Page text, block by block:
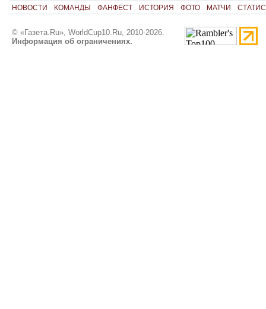
НОВОСТИ КОМАНДЫ ФАНФЕСТ ИСТОРИЯ ФОТО МАТЧИ
© «Газета.Ru», WorldCup10.Ru, 2010-2026.
Информация об ограничениях.